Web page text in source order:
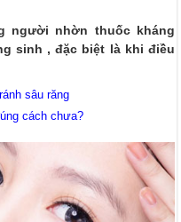
người nhờn thuốc kháng
sinh , đặc biệt là khi điều
sâu răng
cách chưa?